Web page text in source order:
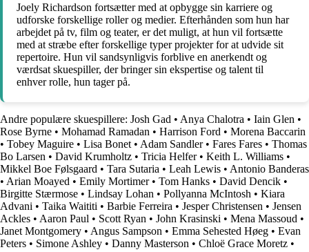
Joely Richardson fortsætter med at opbygge sin karriere og
udforske forskellige roller og medier. Efterhånden som hun har
arbejdet på tv, film og teater, er det muligt, at hun vil fortsætte
med at stræbe efter forskellige typer projekter for at udvide sit
repertoire. Hun vil sandsynligvis forblive en anerkendt og
værdsat skuespiller, der bringer sin ekspertise og talent til
enhver rolle, hun tager på.
Andre populære skuespillere: Josh Gad • Anya Chalotra • Iain Glen •
Rose Byrne • Mohamad Ramadan • Harrison Ford • Morena Baccarin
• Tobey Maguire • Lisa Bonet • Adam Sandler• Fares Fares • Thomas
Bo Larsen • David Krumholtz • Tricia Helfer• Keith L. Williams •
Mikkel Boe Følsgaard • Tara Sutaria • Leah Lewis • Antonio Banderas
• Arian Moayed • Emily Mortimer• Tom Hanks • David Dencik •
Birgitte Stærmose • Lindsay Lohan • Pollyanna McIntosh • Kiara
Advani • Taika Waititi • Barbie Ferreira • Jesper Christensen • Jensen
Ackles • Aaron Paul • Scott Ryan • John Krasinski • Mena Massoud •
Janet Montgomery • Angus Sampson • Emma Sehested Høeg • Evan
Peters • Simone Ashley • Danny Masterson • Chloë Grace Moretz •